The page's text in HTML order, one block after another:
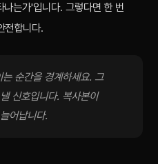
는가'입니다. 그렇다면 한 번
전합니다.
순간을 경계하세요. 그
신호입니다. 복사본이
어납니다.